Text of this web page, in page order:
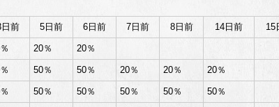
前 5日前 6日前 7日前 8日前 14日前 15
20％ 20％
50％ 50％ 20％ 20％ 20％
50％ 50％ 50％ 50％ 50％